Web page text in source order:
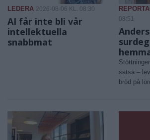
LEDERA 2026-08-06 KL. 08:30
AI får inte bli vår
intellektuella
snabbmat
08:51
satsa –
bröd på